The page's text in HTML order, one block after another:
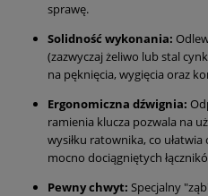
sprawę.
Solidność wykonania:
(zazwyczaj żeliwo lub stal
na pęknięcia, wygięcia oraz
Ergonomiczna dźwignia:
ramienia klucza pozwala na
wysiłku ratownika, co
mocno dociągniętych
Pewny chwyt: Specjalny